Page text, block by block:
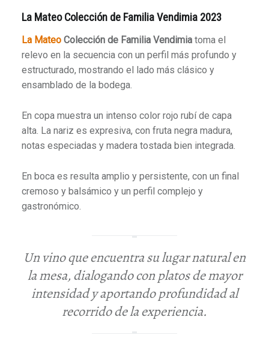
La Mateo Colección de Familia Vendimia 2023
La MateoColección de Familia Vendimiatoma el
relevo en la secuencia con un perfil más profundo y
estructurado, mostrando el lado más clásico y
ensamblado de la bodega.
En copa muestra un intenso color rojo rubí de capa
alta. La nariz es expresiva, con fruta negra madura,
notas especiadas y madera tostada bien integrada.
En boca es resulta amplio y persistente, con un final
cremoso y balsámico y un perfil complejo y
gastronómico.
Un vino que encuentra su lugar natural en
la mesa, dialogando con platos de mayor
intensidad y aportando profundidad al
recorrido de la experiencia.